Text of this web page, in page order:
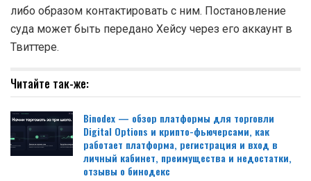
либо образом контактировать с ним. Постановление
суда может быть передано Хейсу через его аккаунт в
Твиттере.
Читайте так-же:
Binodex — обзор платформы для торговли
Digital Options и крипто-фьючерсами, как
работает платформа, регистрация и вход в
личный кабинет, преимущества и недостатки,
отзывы о бинодекс